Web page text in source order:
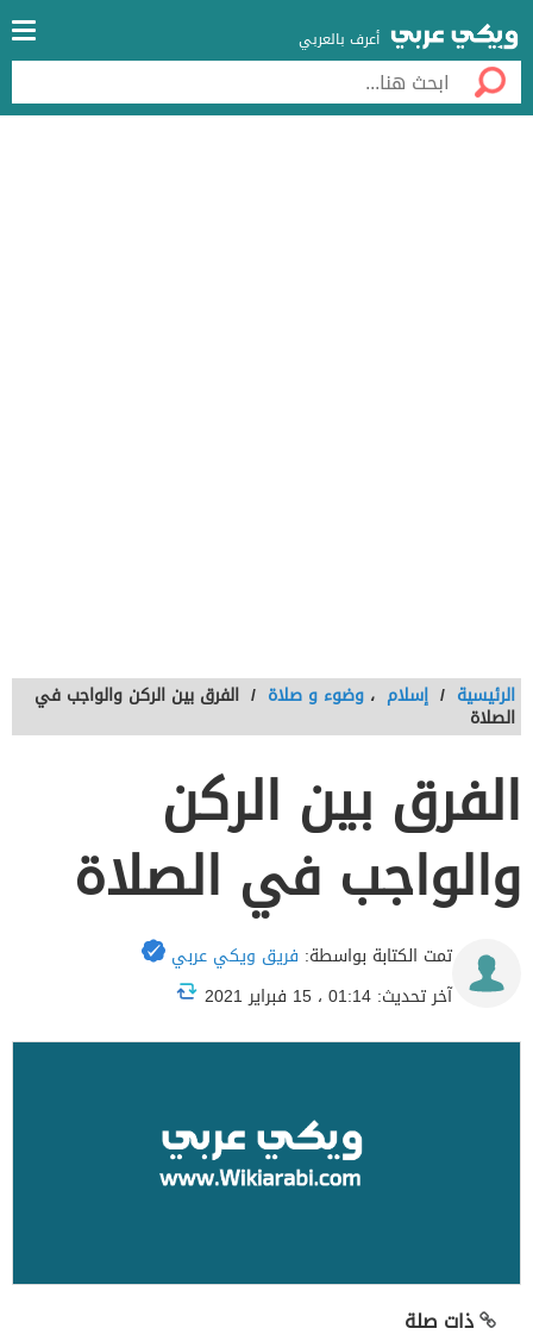
أعرف بالعربي
الرئيسية / إسلام ، وضوء و صلاة / الفرق بين الركن والواجب في
الصلاة
الفرق بين الركن
والواجب في الصلاة
تمت الكتابة بواسطة: فريق ويكي عربي
آخر تحديث: 01:14 ، 15 فبراير 2021
ذات صلة